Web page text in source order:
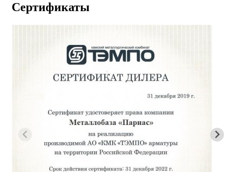
Сертификаты